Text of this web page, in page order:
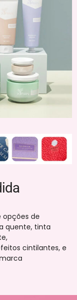
opções de
quente, tinta
cintilantes, e